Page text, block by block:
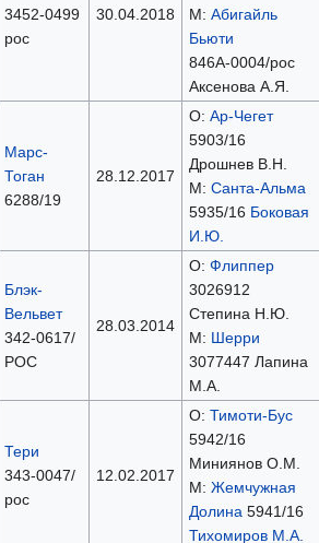
3452-0499
рос
30.04.2018
М: Абигайль
Бьюти
846А-0004/рос
Аксенова А.Я.
Марс-
Тоган
6288/19
28.12.2017
О: Ар-Чегет
5903/16
Дрошнев В.Н.
М: Санта-Альма
5935/16 Боковая
И.Ю.
Блэк-
Вельвет
342-0617/
РОС
28.03.2014
О: Флиппер
3026912
Степина Н.Ю.
М: Шерри
3077447 Лапина
М.А.
Тери
343-0047/
рос
12.02.2017
О: Тимоти-Бус
5942/16
Миниянов О.М.
М: Жемчужная
Долина 5941/16
Тихомиров М.А.